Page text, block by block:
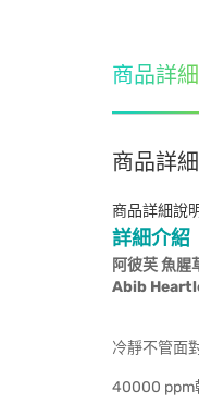
商品詳
商品詳
商品詳細說
詳細介紹
阿彼芙 魚腥
Abib
冷靜不管面
40000 ppm